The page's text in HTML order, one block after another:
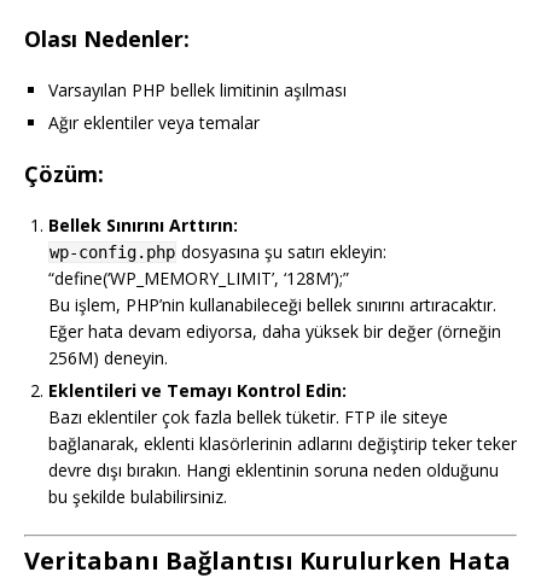
Olası Nedenler:
Varsayılan PHP bellek limitinin aşılması
Ağır eklentiler veya temalar
Çözüm:
Bellek Sınırını Arttırın:
wp-config.php dosyasına şu satırı ekleyin:
“define(‘WP_MEMORY_LIMIT’, ‘128M’);”
Bu işlem, PHP’nin kullanabileceği bellek sınırını artıracaktır.
Eğer hata devam ediyorsa, daha yüksek bir değer (örneğin
256M) deneyin.
Eklentileri ve Temayı Kontrol Edin:
Bazı eklentiler çok fazla bellek tüketir. FTP ile siteye
bağlanarak, eklenti klasörlerinin adlarını değiştirip teker teker
devre dışı bırakın. Hangi eklentinin soruna neden olduğunu
bu şekilde bulabilirsiniz.
Veritabanı Bağlantısı Kurulurken Hata